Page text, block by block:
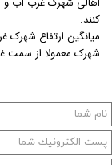
کنند.
شهرک معمولا از سمت